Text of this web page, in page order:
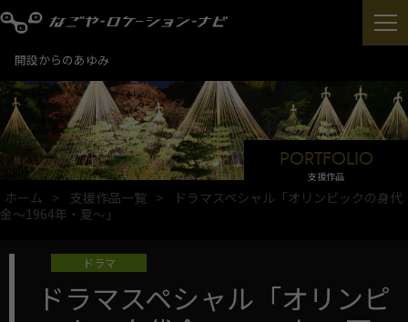
開設からのあゆみ
PORTFOLIO
支援作品
ホーム 支援作品一覧
ドラマスペシャル「オリンピックの身代
金～1964年・夏～」
ドラマ
ドラマスペシャル「オリンピ